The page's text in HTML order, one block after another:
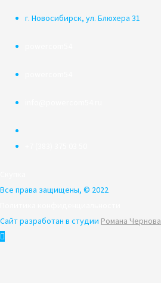
г. Новосибирск, ул. Блюхера 31
Все права защищены, © 2022
Сайт разработан в студии Романа Чернова